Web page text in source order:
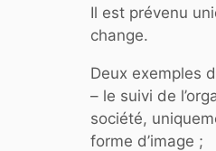
Il est prévenu
change.
Deux exemples
– le suivi de
société,
forme d’image ;